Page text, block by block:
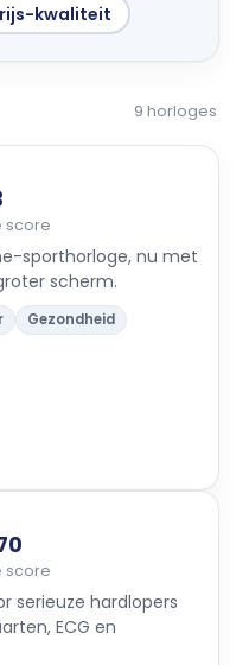
kwaliteit
9 horloges
score
sporthorloge, nu met
scherm.
Gezondheid
score
serieuze hardlopers
ECG en